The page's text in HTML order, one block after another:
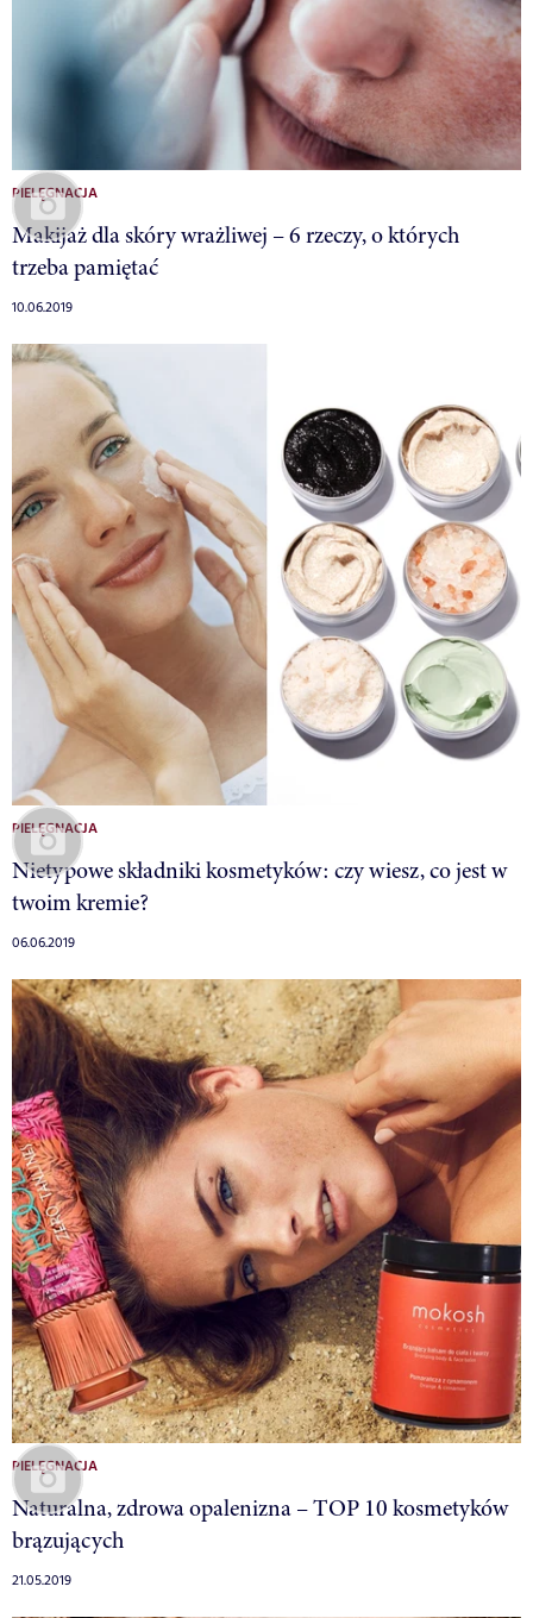
PIELĘGNACJA
Makijaż dla skóry wrażliwej – 6 rzeczy, o których
trzeba pamiętać
10.06.2019
PIELĘGNACJA
Nietypowe składniki kosmetyków: czy wiesz, co jest w
twoim kremie?
06.06.2019
PIELĘGNACJA
Naturalna, zdrowa opalenizna – TOP 10 kosmetyków
brązujących
21.05.2019